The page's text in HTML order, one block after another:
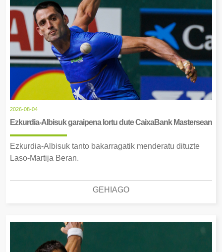
2026-08-04
Ezkurdia-Albisuk garaipena lortu dute CaixaBank Mastersean
Ezkurdia-Albisuk tanto bakarragatik menderatu dituzte
Laso-Martija Beran.
GEHIAGO